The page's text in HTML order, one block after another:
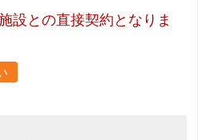
設との直接契約となりま